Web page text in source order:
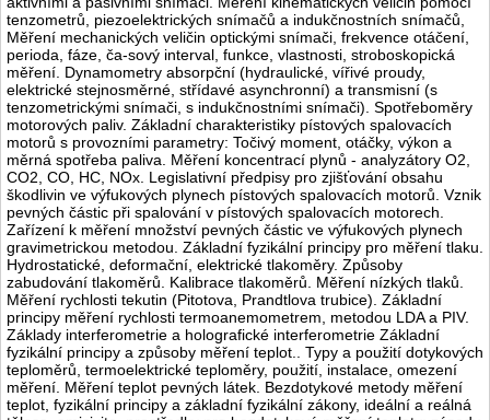
tenzometrů, piezoelektrických snímačů a indukčnostních snímačů,
Měření mechanických veličin optickými snímači, frekvence otáčení,
perioda, fáze, ča-sový interval, funkce, vlastnosti, stroboskopická
měření. Dynamometry absorpční (hydraulické, vířivé proudy,
elektrické stejnosměrné, střídavé asynchronní) a transmisní (s
tenzometrickými snímači, s indukčnostními snímači). Spotřeboměry
motorových paliv. Základní charakteristiky pístových spalovacích
motorů s provozními parametry: Točivý moment, otáčky, výkon a
měrná spotřeba paliva. Měření koncentrací plynů - analyzátory O2,
CO2, CO, HC, NOx. Legislativní předpisy pro zjišťování obsahu
škodlivin ve výfukových plynech pístových spalovacích motorů. Vznik
pevných částic při spalování v pístových spalovacích motorech.
Zařízení k měření množství pevných částic ve výfukových plynech
gravimetrickou metodou. Základní fyzikální principy pro měření tlaku.
Hydrostatické, deformační, elektrické tlakoměry. Způsoby
zabudování tlakoměrů. Kalibrace tlakoměrů. Měření nízkých tlaků.
Měření rychlosti tekutin (Pitotova, Prandtlova trubice). Základní
principy měření rychlosti termoanemometrem, metodou LDA a PIV.
Základy interferometrie a holografické interferometrie Základní
fyzikální principy a způsoby měření teplot.. Typy a použití dotykových
teploměrů, termoelektrické teploměry, použití, instalace, omezení
měření. Měření teplot pevných látek. Bezdotykové metody měření
teplot, fyzikální principy a základní fyzikální zákony, ideální a reálná